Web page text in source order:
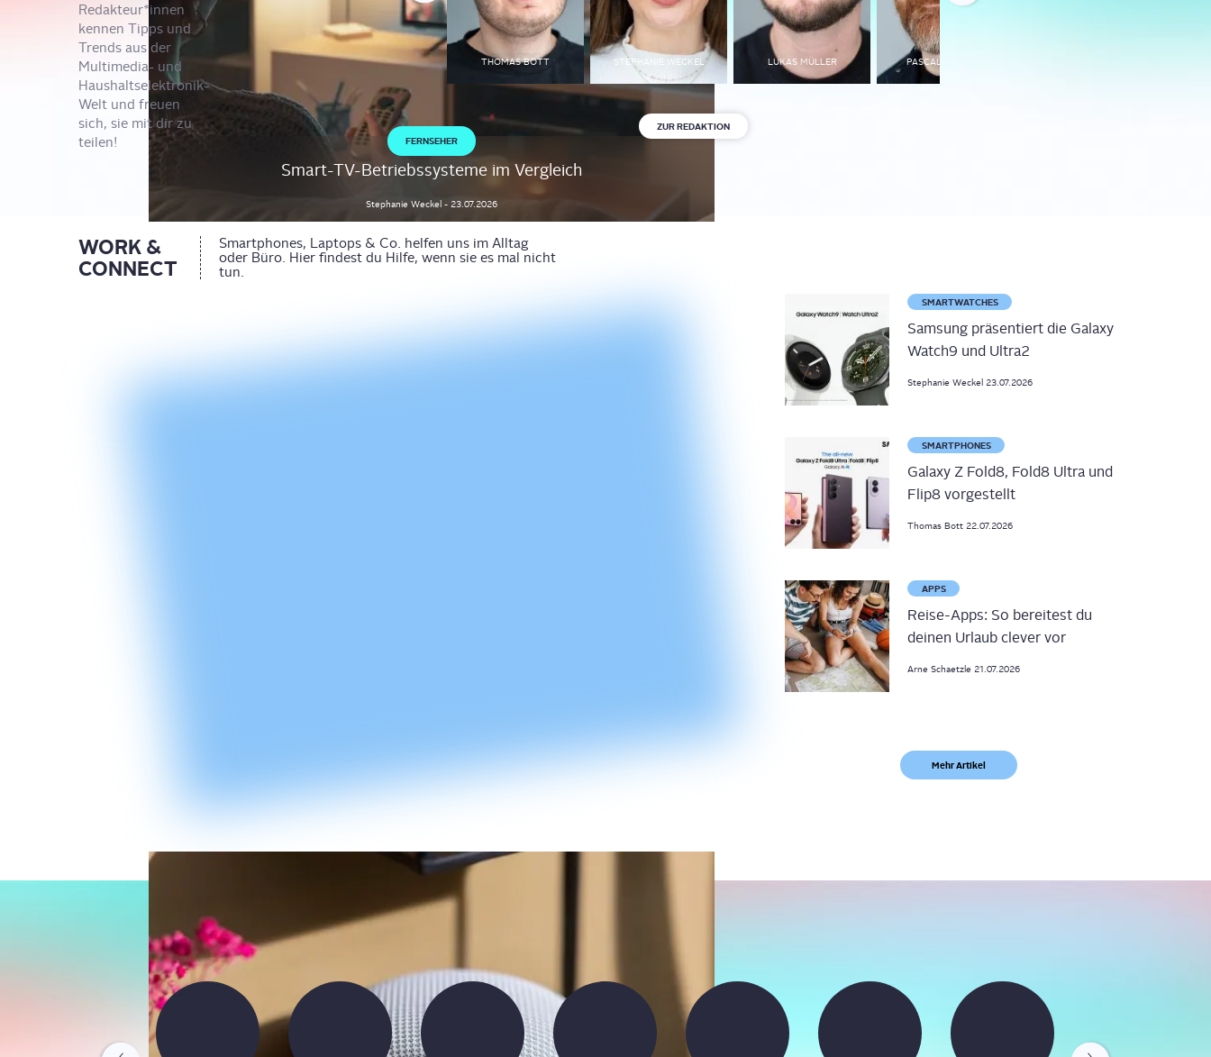
FERNSEHER
Smart-TV-Betriebssysteme im Vergleich
Stephanie Weckel - 23.07.2026
Redakteur*innen
kennen Tipps und
Trends aus der
Multimedia- und
Haushaltselektronik-
Welt und freuen
sich, sie mit dir zu
teilen!
THOMAS BOTT STEPHANIE WECKEL LUKAS MÜLLER PASCAL WUTTKE
ZUR REDAKTION
WORK &
CONNECT
Smartphones, Laptops & Co. helfen uns im Alltag
oder Büro. Hier findest du Hilfe, wenn sie es mal nicht
tun.
SMARTWATCHES
Samsung präsentiert die Galaxy
Watch9 und Ultra2
Stephanie Weckel 23.07.2026
SMARTPHONES
Galaxy Z Fold8, Fold8 Ultra und
Flip8 vorgestellt
Thomas Bott 22.07.2026
APPS
Reise-Apps: So bereitest du
deinen Urlaub clever vor
Arne Schaetzle 21.07.2026
Mehr Artikel